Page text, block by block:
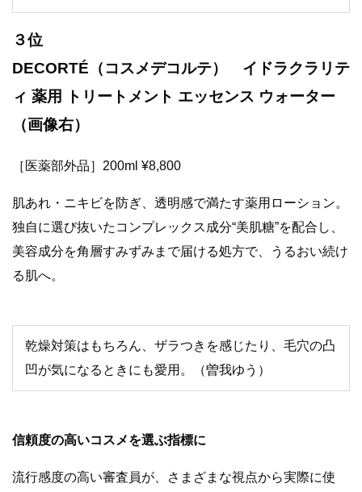
３位
DECORTÉ（コスメデコルテ） イドラクラリテ
ィ 薬用 トリートメント エッセンス ウォーター
（画像右）
［医薬部外品］200ml ¥8,800
肌あれ・ニキビを防ぎ、透明感で満たす薬用ローション。
独自に選び抜いたコンプレックス成分“美肌糖”を配合し、
美容成分を角層すみずみまで届ける処方で、うるおい続け
る肌へ。
乾燥対策はもちろん、ザラつきを感じたり、毛穴の凸
凹が気になるときにも愛用。（曽我ゆう）
信頼度の高いコスメを選ぶ指標に
流行感度の高い審査員が、さまざまな視点から実際に使